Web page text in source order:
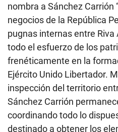
nombra a Sánchez Carrión
negocios de la República
pugnas internas entre Riva
todo el esfuerzo de los
frenéticamente en la
Ejército Unido Libertador.
inspección del territorio
Sánchez Carrión
coordinando todo lo
destinado a obtener los